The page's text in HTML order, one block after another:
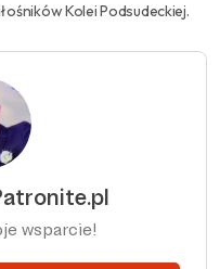
Kolei Podsudeckiej.